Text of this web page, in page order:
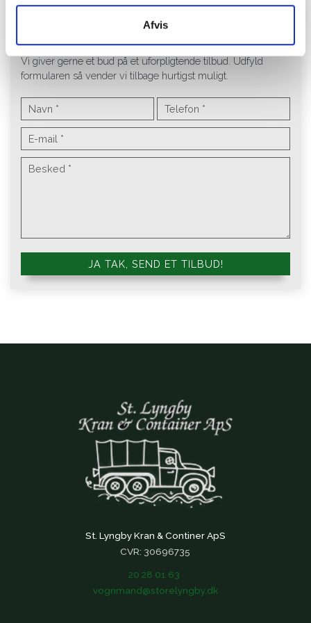
Afvis
​Ønsker du et uforpligtende tilbud?
Vi giver gerne et bud på et uforpligtende tilbud. Udfyld
formularen så vender vi tilbage hurtigst muligt.
St. Lyngby Kran & Continer ApS
CVR: 30696735
20 28 01 63
vognmand@storelyngby.dk